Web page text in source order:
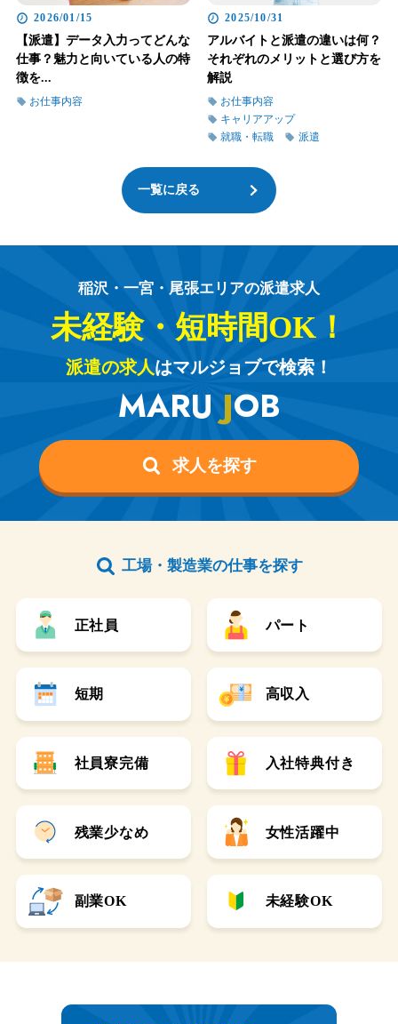
2026/01/15
【派遣】データ入力ってどんな
仕事？魅力と向いている人の特
徴を...
お仕事内容
2025/10/31
アルバイトと派遣の違いは何？
それぞれのメリットと選び方を
解説
お仕事内容
キャリアアップ
就職・転職
派遣
一覧に戻る
稲沢・一宮・尾張エリアの派遣求人
未経験・短時間OK！
派遣の求人はマルジョブで検索！
MARU JOB
求人を探す
工場・製造業の仕事を探す
正社員 パート
短期 高収入
社員寮完備 入社特典付き
残業少なめ 女性活躍中
副業OK 未経験OK